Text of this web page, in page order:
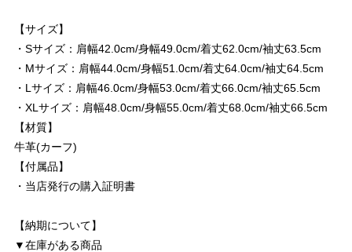
【サイズ】
・Sサイズ：肩幅42.0cm/身幅49.0cm/着丈62.0cm/袖丈63.5cm
・Mサイズ：肩幅44.0cm/身幅51.0cm/着丈64.0cm/袖丈64.5cm
・Lサイズ：肩幅46.0cm/身幅53.0cm/着丈66.0cm/袖丈65.5cm
・XLサイズ：肩幅48.0cm/身幅55.0cm/着丈68.0cm/袖丈66.5cm
【材質】
牛革(カーフ)
【付属品】
・当店発行の購入証明書
【納期について】
▼在庫がある商品